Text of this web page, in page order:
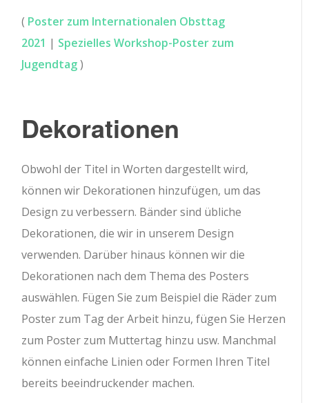
( Poster zum Internationalen Obsttag
2021 | Spezielles Workshop-Poster zum
Jugendtag)
Dekorationen
Obwohl der Titel in Worten dargestellt wird,
können wir Dekorationen hinzufügen, um das
Design zu verbessern. Bänder sind übliche
Dekorationen, die wir in unserem Design
verwenden. Darüber hinaus können wir die
Dekorationen nach dem Thema des Posters
auswählen. Fügen Sie zum Beispiel die Räder zum
Poster zum Tag der Arbeit hinzu, fügen Sie Herzen
zum Poster zum Muttertag hinzu usw. Manchmal
können einfache Linien oder Formen Ihren Titel
bereits beeindruckender machen.